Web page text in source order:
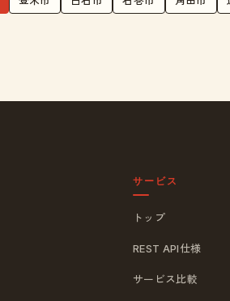
サービス
トップ
REST API仕様
サービス比較